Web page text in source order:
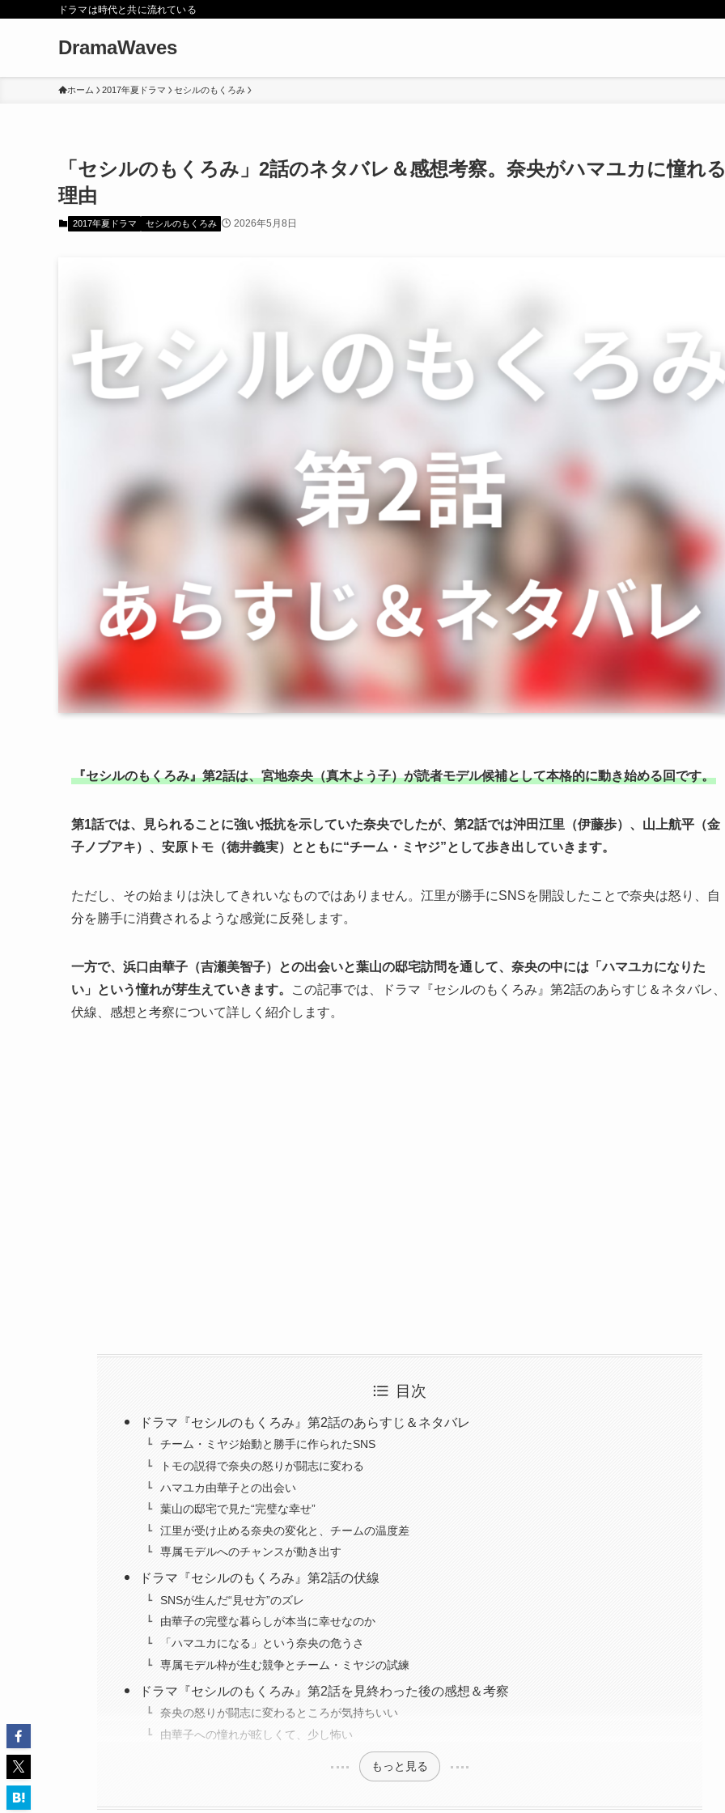
ドラマは時代と共に流れている
DramaWaves
ホーム 2017年夏ドラマ セシルのもくろみ
「セシルのもくろみ」2話のネタバレ＆感想考察。奈央がハマユカに憧れ
理由
2017年夏ドラマ セシルのもくろみ 2026年5月8日
『セシルのもくろみ』第2話は、宮地奈央（真木よう子）が読者モデル候補として本格的に動き始める回です。
第1話では、見られることに強い抵抗を示していた奈央でしたが、第2話では沖田江里（伊藤歩）、山上航平（金
子ノブアキ）、安原トモ（徳井義実）とともに“チーム・ミヤジ”として歩き出していきます。
ただし、その始まりは決してきれいなものではありません。江里が勝手にSNSを開設したことで奈央は怒り、自
分を勝手に消費されるような感覚に反発します。
一方で、浜口由華子（吉瀬美智子）との出会いと葉山の邸宅訪問を通して、奈央の中には「ハマユカになりた
い」という憧れが芽生えていきます。
この記事では、ドラマ『セシルのもくろみ』第2話のあらすじ＆ネタバレ、
伏線、感想と考察について詳しく紹介します。
目次
ドラマ『セシルのもくろみ』第2話のあらすじ＆ネタバレ
チーム・ミヤジ始動と勝手に作られたSNS
トモの説得で奈央の怒りが闘志に変わる
ハマユカ由華子との出会い
葉山の邸宅で見た“完璧な幸せ”
江里が受け止める奈央の変化と、チームの温度差
専属モデルへのチャンスが動き出す
ドラマ『セシルのもくろみ』第2話の伏線
SNSが生んだ“見せ方”のズレ
由華子の完璧な暮らしが本当に幸せなのか
「ハマユカになる」という奈央の危うさ
専属モデル枠が生む競争とチーム・ミヤジの試練
ドラマ『セシルのもくろみ』第2話を見終わった後の感想＆考察
奈央の怒りが闘志に変わるところが気持ちいい
由華子への憧れが眩しくて、少し怖い
もっと見る